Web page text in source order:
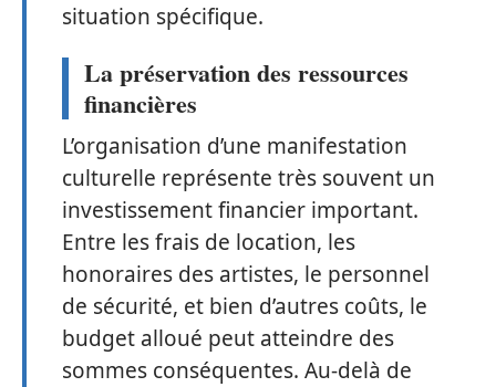
situation spécifique.
La préservation des ressources
financières
L’organisation d’une manifestation
culturelle représente très souvent un
investissement financier important.
Entre les frais de location, les
honoraires des artistes, le personnel
de sécurité, et bien d’autres coûts, le
budget alloué peut atteindre des
sommes conséquentes. Au-delà de